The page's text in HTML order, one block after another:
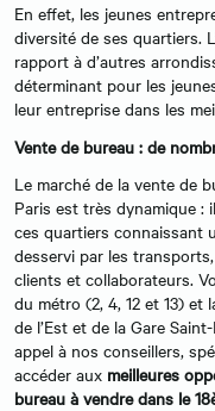
En effet, les jeunes
diversité de ses quartiers.
rapport à d’autres
déterminant pour les
leur entreprise dans les
Vente de bureau : de
Le marché de la vente de
Paris est très dynamique :
ces quartiers connaissant
desservi par les
clients et collaborateurs.
du métro (2, 4, 12 et 13) et
de l’Est et de la Gare
appel à nos conseillers,
accéder aux meilleures
bureau à vendre dans le